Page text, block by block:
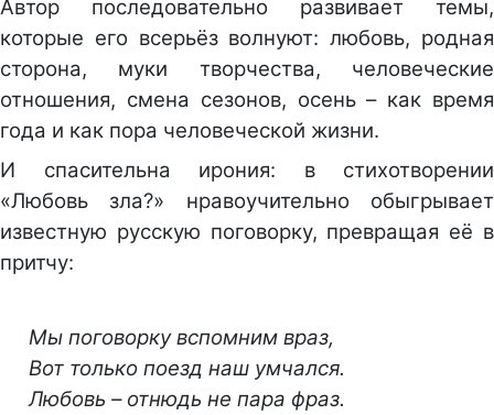
Автор последовательно развивает темы,
которые его всерьёз волнуют: любовь, родная
сторона, муки творчества, человеческие
отношения, смена сезонов, осень – как время
года и как пора человеческой жизни.
И спасительна ирония: в стихотворении
«Любовь зла?» нравоучительно обыгрывает
известную русскую поговорку, превращая её в
притчу:
Мы поговорку вспомним враз,
Вот только поезд наш умчался.
Любовь – отнюдь не пара фраз.